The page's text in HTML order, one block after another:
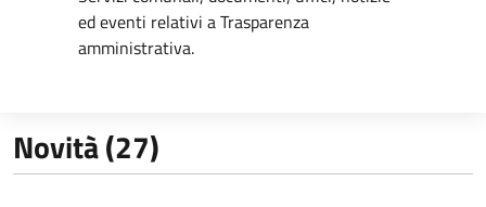
ed eventi relativi a Trasparenza
amministrativa.
Novità (27)